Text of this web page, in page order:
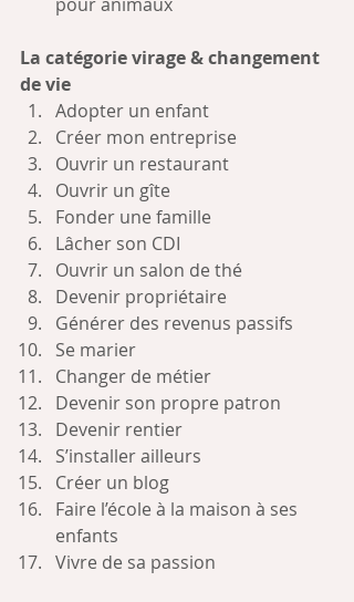
pour animaux
La catégorie virage & changement
de vie
Adopter un enfant
Créer mon entreprise
Ouvrir un restaurant
Ouvrir un gîte
Fonder une famille
Lâcher son CDI
Ouvrir un salon de thé
Devenir propriétaire
Générer des revenus passifs
Se marier
Changer de métier
Devenir son propre patron
Devenir rentier
S’installer ailleurs
Créer un blog
Faire l’école à la maison à ses
enfants
Vivre de sa passion